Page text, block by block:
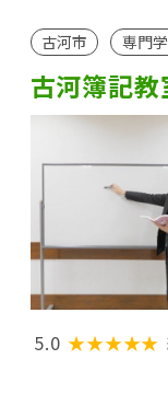
古河市 専門
古河簿記
5.0 ★★★★★